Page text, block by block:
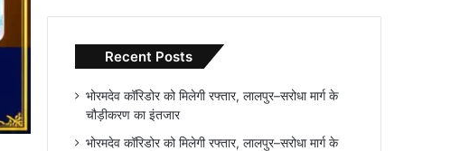
Recent Posts
भोरमदेव कॉरिडोर को मिलेगी रफ्तार, लालपुर–सरोधा मार्ग के
चौड़ीकरण का इंतजार
भोरमदेव कॉरिडोर को मिलेगी रफ्तार, लालपुर–सरोधा मार्ग के